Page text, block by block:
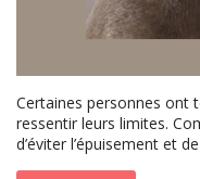
Certaines personnes ont
ressentir leurs limites.
d’éviter l’épuisement et